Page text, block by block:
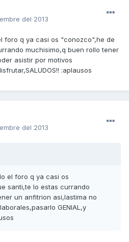
del 2013
foro q ya casi os "conozco",he de
muchisimo,q buen rollo tener
asistir por motivos
:aplausos
del 2013
el foro q ya casi os
santi,te lo estas currando
un anfitrion asi,lastima no
GENIAL,y